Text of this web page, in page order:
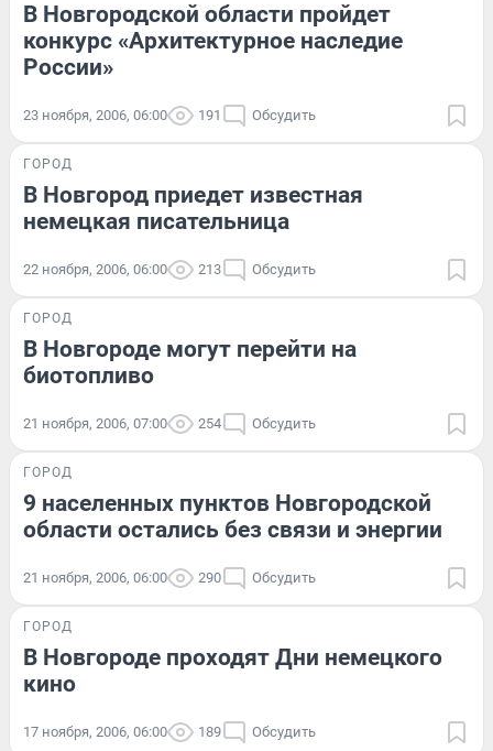
В Новгородской области пройдет
конкурс «Архитектурное наследие
России»
23 ноября, 2006, 06:00 191 Обсудить
ГОРОД
В Новгород приедет известная
немецкая писательница
22 ноября, 2006, 06:00 213 Обсудить
ГОРОД
В Новгороде могут перейти на
биотопливо
21 ноября, 2006, 07:00 254 Обсудить
ГОРОД
9 населенных пунктов Новгородской
области остались без связи и энергии
21 ноября, 2006, 06:00 290 Обсудить
ГОРОД
В Новгороде проходят Дни немецкого
кино
17 ноября, 2006, 06:00 189 Обсудить